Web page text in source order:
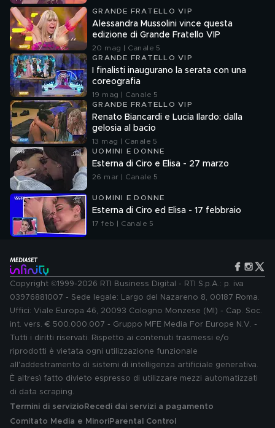
GRANDE FRATELLO VIP
Alessandra Mussolini vince questa
edizione di Grande Fratello VIP
20 mag | Canale 5
GRANDE FRATELLO VIP
I finalisti inaugurano la serata con una
coreografia
19 mag | Canale 5
GRANDE FRATELLO VIP
Renato Biancardi e Lucia Ilardo: dalla
gelosia al bacio
13 mag | Canale 5
UOMINI E DONNE
Esterna di Ciro e Elisa - 27 marzo
26 mar | Canale 5
UOMINI E DONNE
Esterna di Ciro ed Elisa - 17 febbraio
17 feb | Canale 5
Copyright ©1999-2026 RTI Business Digital - RTI S.p.A.: p. iva
03976881007 - Sede legale: Largo del Nazareno 8, 00187 Roma.
Uffici: Viale Europa 46, 20093 Cologno Monzese (MI) - Cap. Soc.
int. vers. € 500.000.007 - Gruppo MFE Media For Europe N.V. -
Tutti i diritti riservati. Rispetto ai contenuti trasmessi e/o
riprodotti è vietata ogni utilizzazione funzionale
all'addestramento di sistemi di intelligenza artificiale generativa.
È altresì fatto divieto espresso di utilizzare mezzi automatizzati
di data scraping.
Termini di servizio Recedi dai servizi a pagamento
Comitato Media e MinoriParental Control